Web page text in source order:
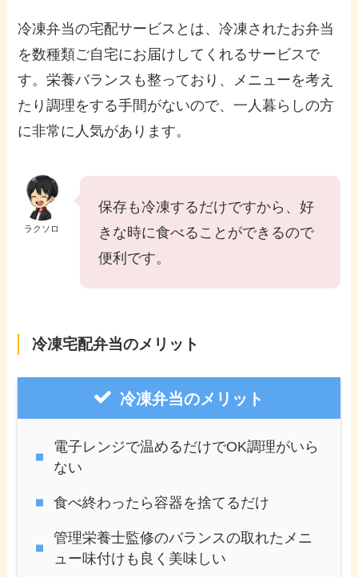
冷凍弁当の宅配サービスとは、冷凍されたお弁当
を数種類ご自宅にお届けしてくれるサービスで
す。栄養バランスも整っており、メニューを考え
たり調理をする手間がないので、一人暮らしの方
に非常に人気があります。
ラクソロ
保存も冷凍するだけですから、好
きな時に食べることができるので
便利です。
冷凍宅配弁当のメリット
冷凍弁当のメリット
電子レンジで温めるだけでOK調理がいら
ない
食べ終わったら容器を捨てるだけ
管理栄養士監修のバランスの取れたメニ
ュー味付けも良く美味しい